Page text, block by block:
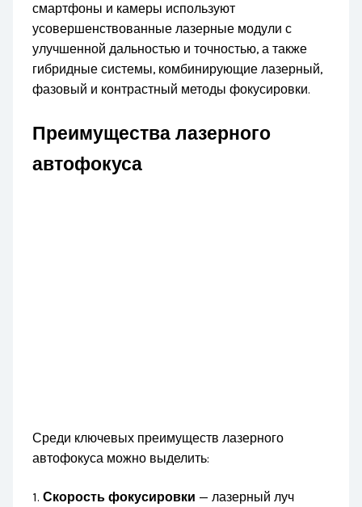
смартфоны и камеры используют
усовершенствованные лазерные модули с
улучшенной дальностью и точностью, а также
гибридные системы, комбинирующие лазерный,
фазовый и контрастный методы фокусировки.
Преимущества лазерного
автофокуса
Среди ключевых преимуществ лазерного
автофокуса можно выделить:
1.Скорость фокусировки — лазерный луч